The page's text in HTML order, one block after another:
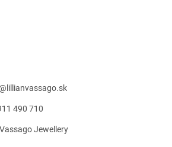
lillianvassago.sk
490 710
Jewellery